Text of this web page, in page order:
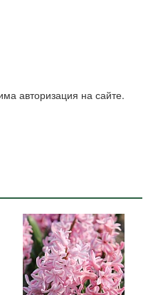
авторизация на сайте.